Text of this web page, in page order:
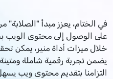
في الختام، يعزز مبدأ
على الوصول إلى محتوى
خلال ميزات أداة منير، يمكن
يضمن تجربة رقمية شاملة
التزامنا بتقديم محتوى ويب